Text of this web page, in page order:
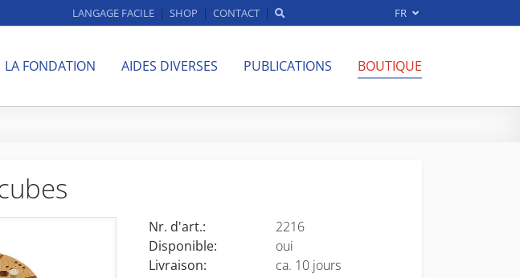
LANGAGE FACILE SHOP CONTACT FR
LA FONDATION AIDES DIVERSES PUBLICATIONS BOUTIQUE
Nr. d'art.:
2216
Disponible:
oui
Livraison:
ca. 10 jours